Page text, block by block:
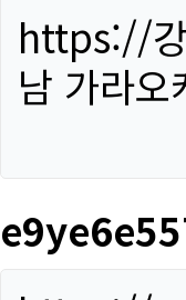
https://강
남 가라